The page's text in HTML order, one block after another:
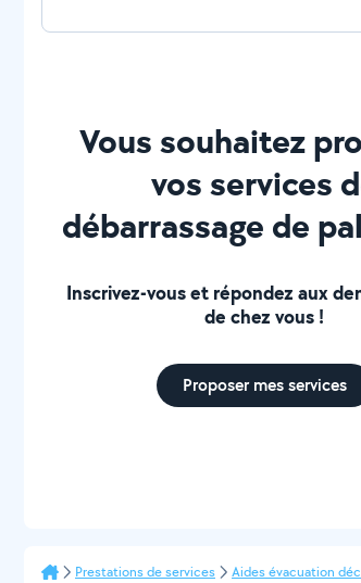
Vous souhaitez
vos services
débarrassage de
Inscrivez-vous et répondez aux
de chez vous !
Proposer mes services
Prestations de services Aides évacuation